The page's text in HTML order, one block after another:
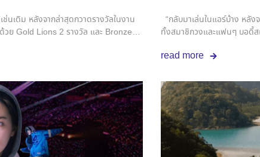
นเดิม หลังจากล่าสุดกวาดรางวัลในงาน
วย Gold Lions 2 รางวัล และ Bronze
าเป็น “อารมณ์ขันแบบไทยๆ” อันเป็น
ในงาน Cannes Lions ปีนี้ได้แก่ 1.
KRUNGSRI FIRST CHOICE
Bangkok ลิ้งค์รับชม :
Awards : Gold Lion Title :
Agency : CHOOJAI AND
บชม :
“กลับมาเล่นในแอร์บ้าง หลั
ทั้งสมาชิกวงและแฟนๆ บอดี้ส
สองทศวรรษ กลายเป็นวงร็อ
หรือไม่จำเป็นต้องฟังพี่ตูนร้อ
กลางคน ที่มีนักร้องนำเป็นคุ
สร้างสรรค์ ตั้งแต่ตำแหน่งกา
ขึ้น-ยกลงได้ มีทางวิ่งให้พี่ยอ
สลับไปแบบเพลงต่อเพลง แ
Playlist ที่พยายามลำดับเพล
read more